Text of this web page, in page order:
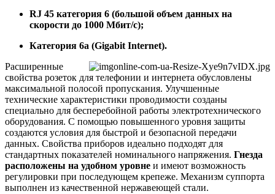
RJ 45 категория 6 (большой объем данных на
скорости до 1000 Мбит/с);
Категория 6а (Gigabit Internet).
Расширенные
свойства розеток для телефонии и интернета обусловлены
максимальной полосой пропускания. Улучшенные
технические характеристики проводимости созданы
специально для бесперебойной работы электротехнического
оборудования. С помощью повышенного уровня защиты
создаются условия для быстрой и безопасной передачи
данных. Свойства приборов идеально подходят для
стандартных показателей номинального напряжения. Гнезда
расположены на удобном уровне и имеют возможность
регулировки при последующем крепеже. Механизм суппорта
выполнен из качественной нержавеющей стали.